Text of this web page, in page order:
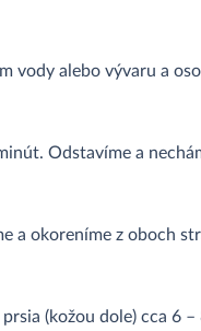
vody alebo vývaru a
Odstavíme a
a okoreníme z oboch
(kožou dole) cca 6